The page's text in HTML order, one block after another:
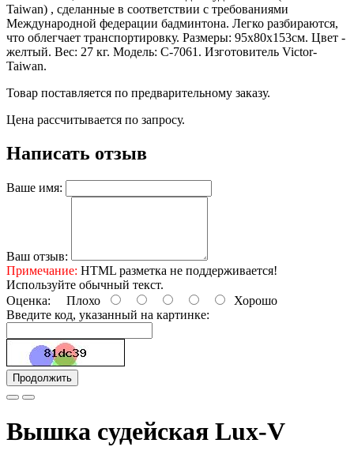
Taiwan) , сделанные в соответствии с требованиями
Международной федерации бадминтона. Легко разбираются,
что облегчает транспортировку. Размеры: 95х80х153см. Цвет -
желтый. Вес: 27 кг. Модель: C-7061. Изготовитель Victor-
Taiwan.
Товар поставляется по предварительному заказу.
Цена рассчитывается по запросу.
Написать отзыв
Ваше имя:
Ваш отзыв:
Примечание: HTML разметка не поддерживается!
Используйте обычный текст.
Оценка: Плохо
Хорошо
Введите код, указанный на картинке:
Продолжить
Вышка судейская Lux-V